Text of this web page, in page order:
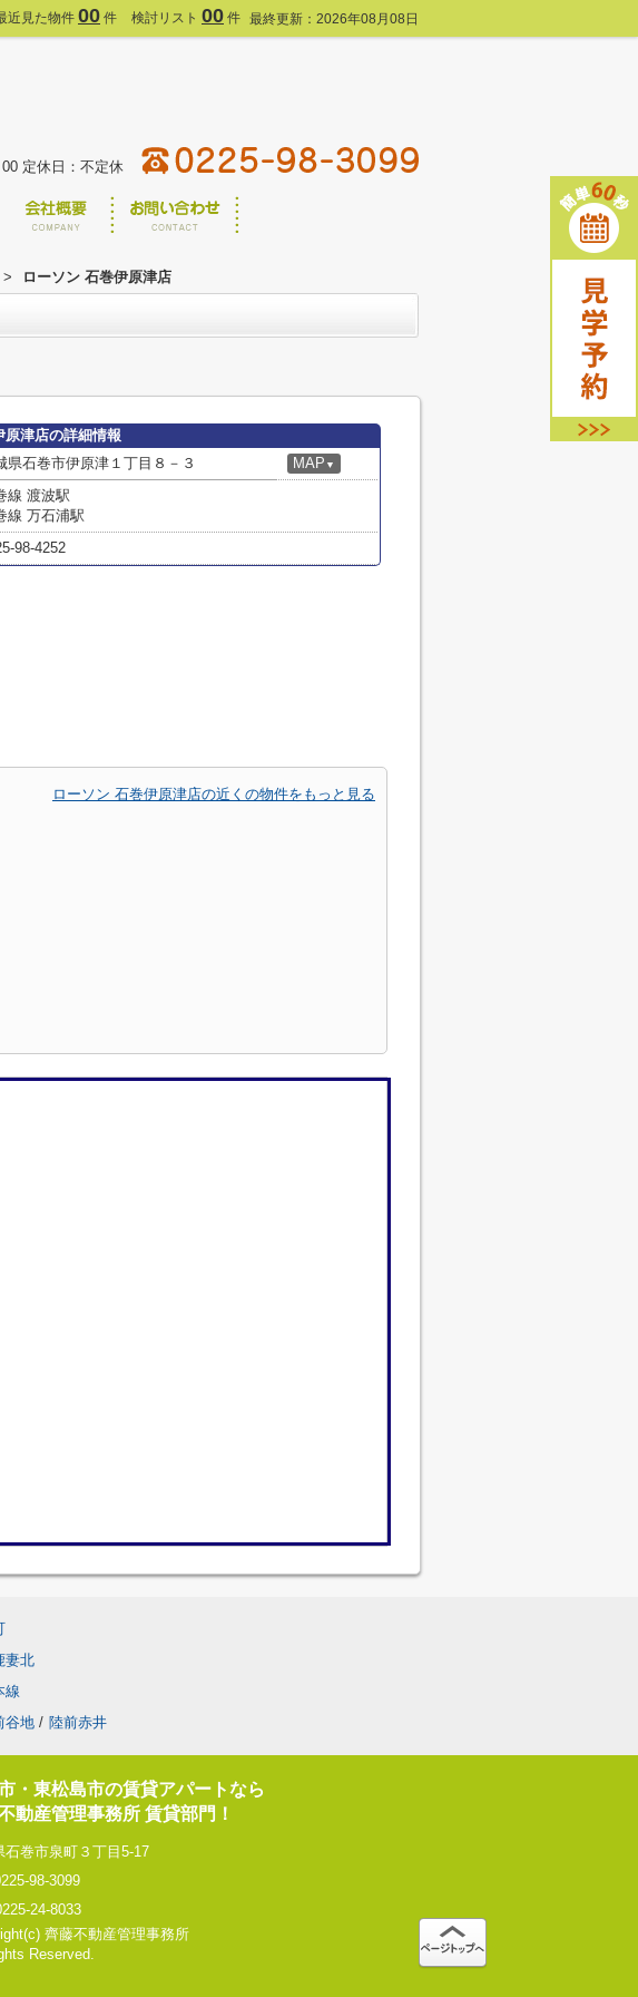
近見た物件 00 件 検討リスト 00 件 最終更新：2026年08月08日
定休日：不定休
> ローソン 石巻伊原津店
原津店の詳細情報
県石巻市伊原津１丁目８－３ MAP ▼
線 渡波駅
線 万石浦駅
98-4252
ローソン 石巻伊原津店の近くの物件をもっと見る
妻北
線
谷地 / 陸前赤井
・東松島市の賃貸アパートなら
動産管理事務所 賃貸部門！
石巻市泉町３丁目5-17
98-3099
24-8033
齊藤不動産管理事務所
Reserved.